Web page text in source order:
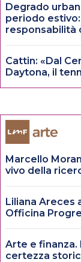
Degrado
periodo estivo:
responsabilità
Cattin: «Dal
Daytona, il
Marcello
vivo della
Liliana Areces
Officina
Arte e finanza.
certezza